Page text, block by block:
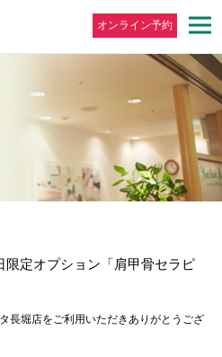
オンライン予約
限定オプション「肩甲骨セラピ
長堀店をご利用いただきありがとうござ